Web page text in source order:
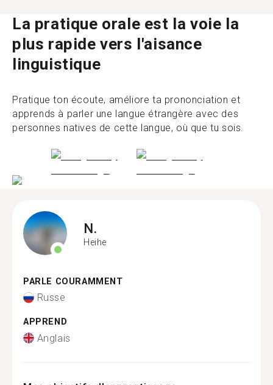
La pratique orale est la voie la
plus rapide vers l'aisance
linguistique
Pratique ton écoute, améliore ta prononciation et
apprends à parler une langue étrangère avec des
personnes natives de cette langue, où que tu sois.
N.
Heihe
PARLE COURAMMENT
Russe
APPREND
Anglais